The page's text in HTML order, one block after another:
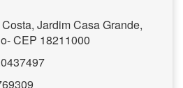
Jardim Casa Grande,
CEP 18211000